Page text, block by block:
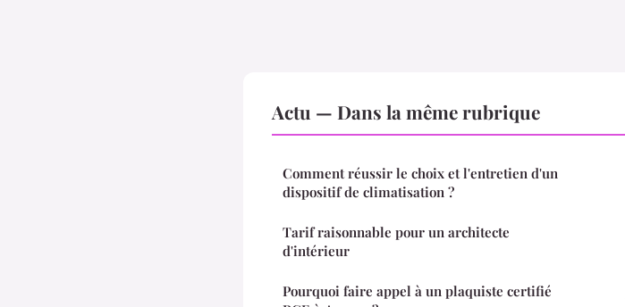
Actu — Dans la même rubrique
Comment réussir le choix et l'entretien d'un
dispositif de climatisation ?
Tarif raisonnable pour un architecte
d'intérieur
Pourquoi faire appel à un plaquiste certifié